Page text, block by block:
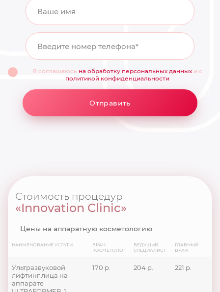
Ваше имя
Введите номер телефона*
Я соглашаюсь на обработку персональных данных и с
политикой конфиденциальности
Отправить
Стоимость процедур
«Innovation Clinic»
Цены на аппаратную косметологию
НАИМЕНОВАНИЕ УСЛУГИ
ВРАЧ-
КОСМЕТОЛОГ
ВЕДУЩИЙ
СПЕЦИАЛИСТ
ГЛАВНЫЙ
ВРАЧ
Ультразвуковой
лифтинг лица на
аппарате
170 р. 204 р. 221 р.